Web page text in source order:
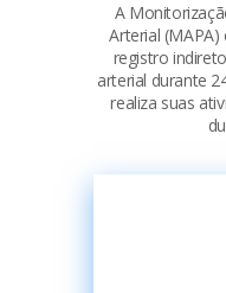
A
Arterial
registro
arterial durante
realiza suas